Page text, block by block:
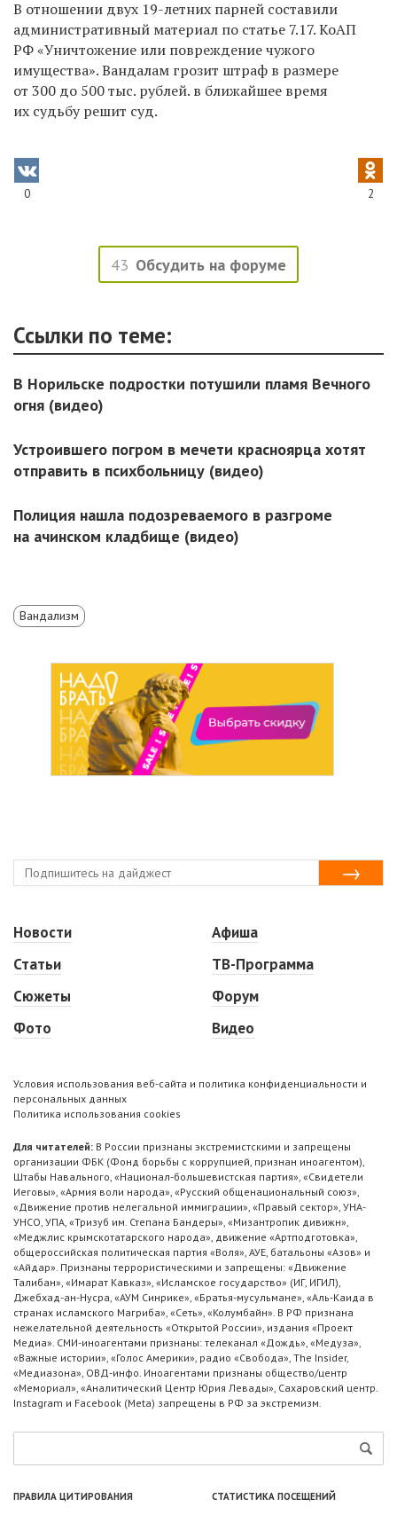
В отношении двух 19-летних парней составили
административный материал по статье 7.17. КоАП
РФ «Уничтожение или повреждение чужого
имущества». Вандалам грозит штраф в размере
от 300 до 500 тыс. рублей. в ближайшее время
их судьбу решит суд.
0 2
43 Обсудить на форуме
Ссылки по теме:
В Норильске подростки потушили пламя Вечного
огня (видео)
Устроившего погром в мечети красноярца хотят
отправить в психбольницу (видео)
Полиция нашла подозреваемого в разгроме
на ачинском кладбище (видео)
Вандализм
Новости
Статьи
Сюжеты
Фото
Афиша
ТВ-Программа
Форум
Видео
Условия использования веб-сайта и политика конфиденциальности и
персональных данных
Политика использования cookies
Для читателей: В России признаны экстремистскими и запрещены
организации ФБК (Фонд борьбы с коррупцией, признан иноагентом),
Штабы Навального, «Национал-большевистская партия», «Свидетели
Иеговы», «Армия воли народа», «Русский общенациональный союз»,
«Движение против нелегальной иммиграции», «Правый сектор», УНА-
УНСО, УПА, «Тризуб им. Степана Бандеры», «Мизантропик дивижн»,
«Меджлис крымскотатарского народа», движение «Артподготовка»,
общероссийская политическая партия «Воля», АУЕ, батальоны «Азов» и
«Айдар». Признаны террористическими и запрещены: «Движение
Талибан», «Имарат Кавказ», «Исламское государство» (ИГ, ИГИЛ),
Джебхад-ан-Нусра, «АУМ Синрике», «Братья-мусульмане», «Аль-Каида в
странах исламского Магриба», «Сеть», «Колумбайн». В РФ признана
нежелательной деятельность «Открытой России», издания «Проект
Медиа». СМИ-иноагентами признаны: телеканал «Дождь», «Медуза»,
«Важные истории», «Голос Америки», радио «Свобода», The Insider,
«Медиазона», ОВД-инфо. Иноагентами признаны общество/центр
«Мемориал», «Аналитический Центр Юрия Левады», Сахаровский центр.
Instagram и Facebook (Metа) запрещены в РФ за экстремизм.
ПРАВИЛА ЦИТИРОВАНИЯ СТАТИСТИКА ПОСЕЩЕНИЙ